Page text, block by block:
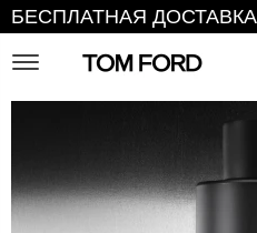
БЕСПЛАТНАЯ